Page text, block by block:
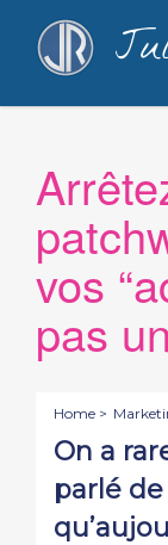
vos
pas
Home >
On a
parlé